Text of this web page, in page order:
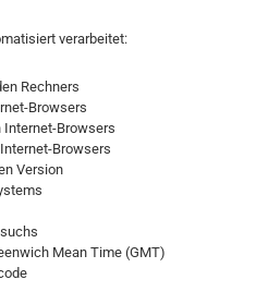
verarbeitet:
Rechners
Browsers
Internet-Browsers
Browsers
Version
Mean Time (GMT)